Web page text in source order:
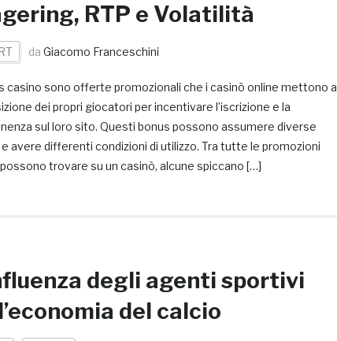
RTP e Volatilità
da Giacomo Franceschini
casino sono offerte promozionali che i casinò online mettono a
dei propri giocatori per incentivare l’iscrizione e la
sul loro sito. Questi bonus possono assumere diverse
avere differenti condizioni di utilizzo. Tra tutte le promozioni
trovare su un casinò, alcune spiccano […]
degli agenti sportivi
del calcio